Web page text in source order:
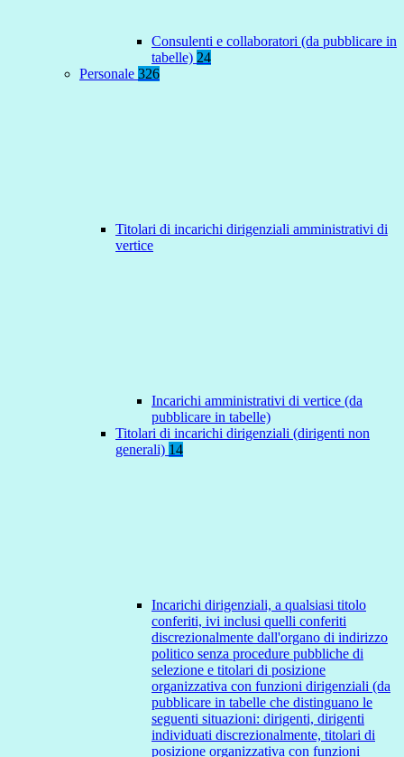
Consulenti e collaboratori (da pubblicare in
tabelle) 24
Personale 326
Titolari di incarichi dirigenziali amministrativi di
vertice
Incarichi amministrativi di vertice (da
pubblicare in tabelle)
Titolari di incarichi dirigenziali (dirigenti non
generali) 14
Incarichi dirigenziali, a qualsiasi titolo
conferiti, ivi inclusi quelli conferiti
discrezionalmente dall'organo di indirizzo
politico senza procedure pubbliche di
selezione e titolari di posizione
organizzativa con funzioni dirigenziali (da
pubblicare in tabelle che distinguano le
seguenti situazioni: dirigenti, dirigenti
individuati discrezionalmente, titolari di
posizione organizzativa con funzioni